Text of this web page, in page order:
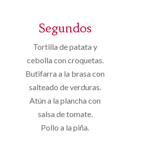
Segundos
Tortilla de patata y
cebolla con croquetas.
Butifarra a la brasa con
salteado de verduras.
Atún a la plancha con
salsa de tomate.
Pollo a la piña.